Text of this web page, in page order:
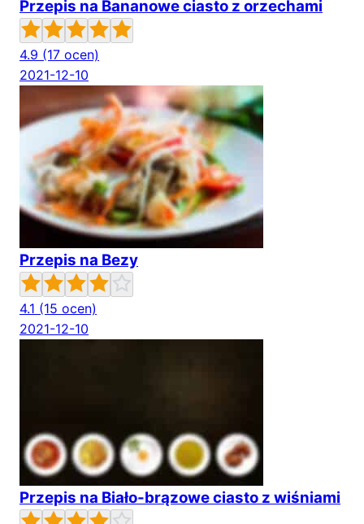
Przepis na Bananowe ciasto z orzechami
4.9 (17 ocen)
2021-12-10
Przepis na Bezy
4.1 (15 ocen)
2021-12-10
Przepis na Biało-brązowe ciasto z wiśniami